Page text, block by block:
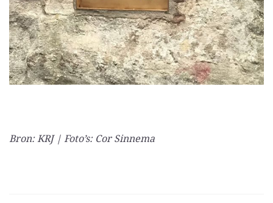
Bron: KRJ | Foto’s: Cor Sinnema